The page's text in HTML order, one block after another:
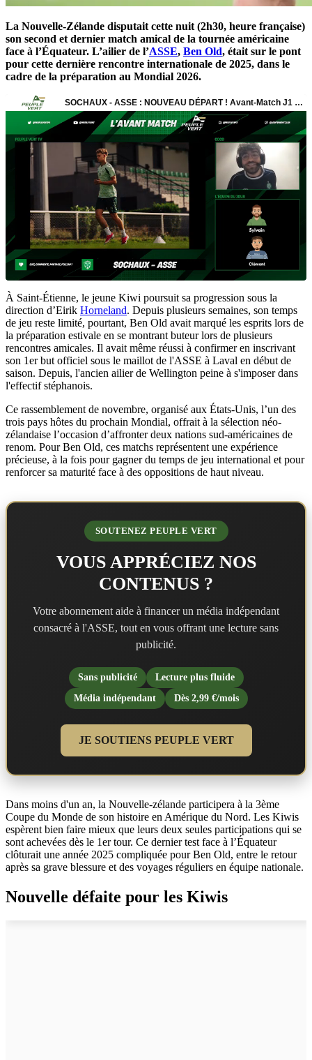
La Nouvelle-Zélande disputait cette nuit (2h30, heure française)
son second et dernier match amical de la tournée américaine
face à l’Équateur. L’ailier de l’ASSE, Ben Old, était sur le pont
pour cette dernière rencontre internationale de 2025, dans le
cadre de la préparation au Mondial 2026.
À Saint-Étienne, le jeune Kiwi poursuit sa progression sous la
direction d’Eirik Horneland. Depuis plusieurs semaines, son temps
de jeu reste limité, pourtant, Ben Old avait marqué les esprits lors de
la préparation estivale en se montrant buteur lors de plusieurs
rencontres amicales. Il avait même réussi à confirmer en inscrivant
son 1er but officiel sous le maillot de l'ASSE à Laval en début de
saison. Depuis, l'ancien ailier de Wellington peine à s'imposer dans
l'effectif stéphanois.
Ce rassemblement de novembre, organisé aux États-Unis, l’un des
trois pays hôtes du prochain Mondial, offrait à la sélection néo-
zélandaise l’occasion d’affronter deux nations sud-américaines de
renom. Pour Ben Old, ces matchs représentent une expérience
précieuse, à la fois pour gagner du temps de jeu international et pour
renforcer sa maturité face à des oppositions de haut niveau.
SOUTENEZ PEUPLE VERT
VOUS APPRÉCIEZ NOS
CONTENUS ?
Votre abonnement aide à financer un média indépendant
consacré à l'ASSE, tout en vous offrant une lecture sans
publicité.
Sans publicité
Lecture plus fluide
Média indépendant
Dès 2,99 €/mois
JE SOUTIENS PEUPLE VERT
Dans moins d'un an, la Nouvelle-zélande participera à la 3ème
Coupe du Monde de son histoire en Amérique du Nord. Les Kiwis
espèrent bien faire mieux que leurs deux seules participations qui se
sont achevées dès le 1er tour. Ce dernier test face à l’Équateur
clôturait une année 2025 compliquée pour Ben Old, entre le retour
après sa grave blessure et des voyages réguliers en équipe nationale.
Nouvelle défaite pour les Kiwis